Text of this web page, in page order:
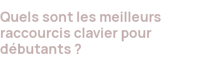
Quels sont les meilleurs
raccourcis clavier pour
débutants ?